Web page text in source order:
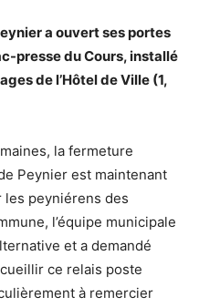
a ouvert ses portes
presse du Cours, installé
de l’Hôtel de Ville (1,
la fermeture
Peynier est maintenant
peyniérens des
l’équipe municipale
et a demandé
ce relais poste
à remercier